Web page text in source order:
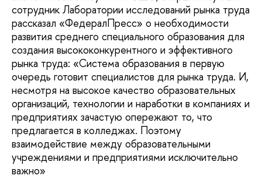
сотрудник Лаборатории исследований рынка труда
рассказал «ФедералПресс» о необходимости
развития среднего специального образования для
создания высококонкурентного и эффективного
рынка труда: «Система образования в первую
очередь готовит специалистов для рынка труда. И,
несмотря на высокое качество образовательных
организаций, технологии и наработки в компаниях и
предприятиях зачастую опережают то, что
предлагается в колледжах. Поэтому
взаимодействие между образовательными
учреждениями и предприятиями исключительно
важно»